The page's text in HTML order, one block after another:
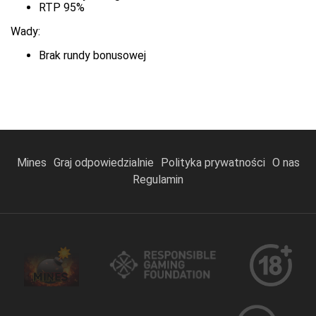
RTP 95%
Wady:
Brak rundy bonusowej
Mines Graj odpowiedzialnie Polityka prywatności O nas
Regulamin